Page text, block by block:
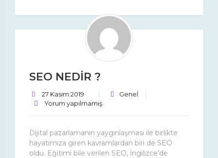
SEO NEDİR ?
27 Kasım 2019
Genel
Yorum yapılmamış
Dijital pazarlamanın yaygınlaşması ile birlikte
hayatımıza giren kavramlardan biri de SEO
oldu. Eğitimi bile verilen SEO, İngilizce’de